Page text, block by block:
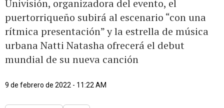
Univisión, organizadora del evento, el
puertorriqueño subirá al escenario “con una
rítmica presentación” y la estrella de música
urbana Natti Natasha ofrecerá el debut
mundial de su nueva canción
9 de febrero de 2022 - 11:22 AM